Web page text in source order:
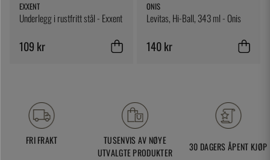
EXXENT
Underlegg i rustfritt stål - Exxent
109 kr
ONIS
Levitas, Hi-Ball, 343 ml - Onis
140 kr
FRI FRAKT
TUSENVIS AV NØYE
UTVALGTE PRODUKTER
30 DAGERS ÅPENT KJØP